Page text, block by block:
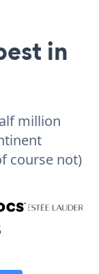
in
million
course not)